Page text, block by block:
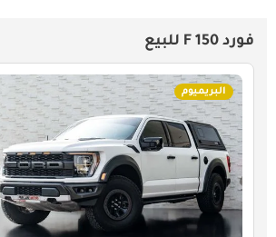
فورد F 150 للبيع
البريميوم